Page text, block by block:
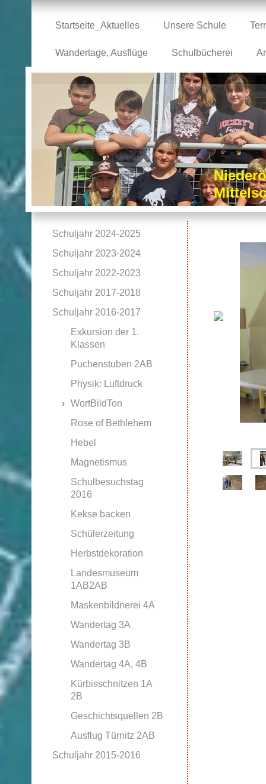
Startseite_Aktuelles Unsere Schule
Wandertage, Ausflüge Schulbücherei
Schuljahr 2024-2025
Schuljahr 2023-2024
Schuljahr 2022-2023
Schuljahr 2017-2018
Schuljahr 2016-2017
Exkursion der 1.
Klassen
Puchenstuben 2AB
Physik: Luftdruck
WortBildTon
Rose of Bethlehem
Hebel
Magnetismus
Schulbesuchstag
2016
Kekse backen
Schülerzeitung
Herbstdekoration
Landesmuseum
1AB2AB
Maskenbildnerei 4A
Wandertag 3A
Wandertag 3B
Wandertag 4A, 4B
Kürbisschnitzen 1A
2B
Geschichtsquellen 2B
Ausflug Türnitz 2AB
Schuljahr 2015-2016